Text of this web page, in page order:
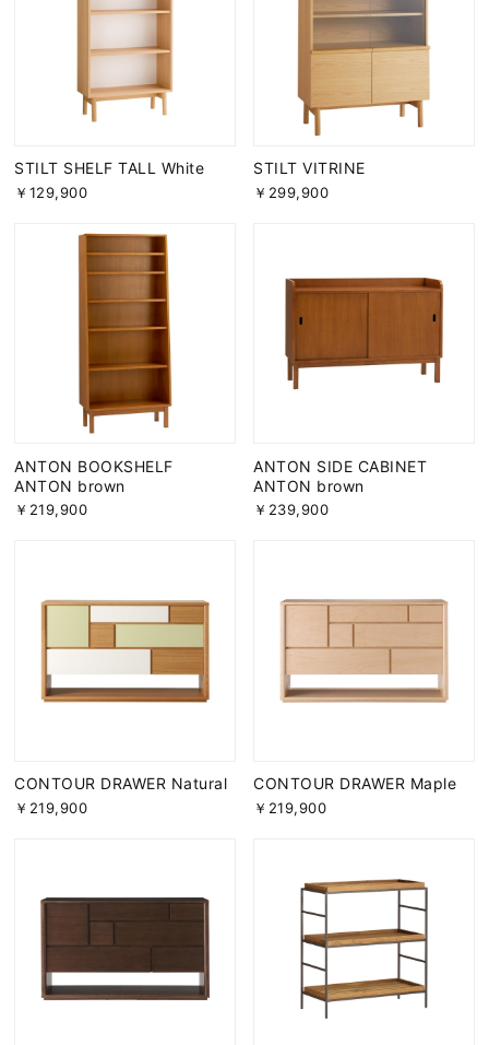
STILT SHELF TALL White
￥129,900
STILT VITRINE
￥299,900
ANTON BOOKSHELF
ANTON brown
￥219,900
ANTON SIDE CABINET
ANTON brown
￥239,900
CONTOUR DRAWER Natural
￥219,900
CONTOUR DRAWER Maple
￥219,900